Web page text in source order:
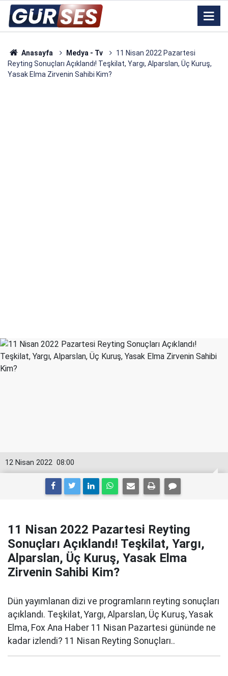
Anasayfa Medya - Tv
11 Nisan 2022 Pazartesi
Reyting Sonuçları Açıklandı! Teşkilat, Yargı, Alparslan, Üç Kuruş,
Yasak Elma Zirvenin Sahibi Kim?
08:00
12 Nisan 2022
11 Nisan 2022 Pazartesi Reyting
Sonuçları Açıklandı! Teşkilat, Yargı,
Alparslan, Üç Kuruş, Yasak Elma
Zirvenin Sahibi Kim?
Dün yayımlanan dizi ve programların reyting sonuçları
açıklandı. Teşkilat, Yargı, Alparslan, Üç Kuruş, Yasak
Elma, Fox Ana Haber 11 Nisan Pazartesi gününde ne
kadar izlendi? 11 Nisan Reyting Sonuçları..